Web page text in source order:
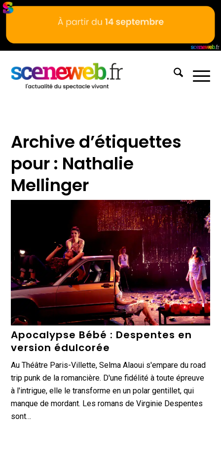
Archive d’étiquettes
pour : Nathalie
Mellinger
Apocalypse Bébé : Despentes en
version édulcorée
Au Théâtre Paris-Villette, Selma Alaoui s'empare du road
trip punk de la romancière. D'une fidélité à toute épreuve
à l'intrigue, elle le transforme en un polar gentillet, qui
manque de mordant. Les romans de Virginie Despentes
sont…